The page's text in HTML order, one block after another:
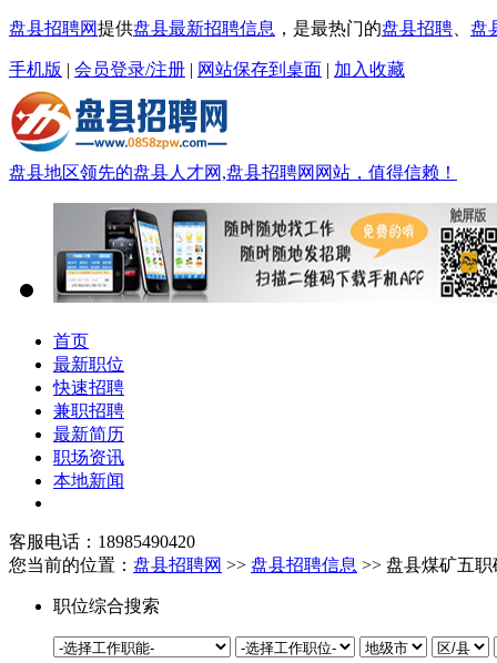
盘县招聘网提供盘县最新招聘信息 ，是最热门的盘县招聘 盘
手机版 | 会员登录/注册 | 网站保存到桌面 | 加入收藏
盘县地区领先的盘县人才网,盘县招聘网网站，值得信赖！
首页
最新职位
快速招聘
兼职招聘
最新简历
职场资讯
本地新闻
客服电话：18985490420
您当前的位置： 盘县招聘网 >> 盘县招聘信息 >> 盘县煤矿五
职位综合搜索